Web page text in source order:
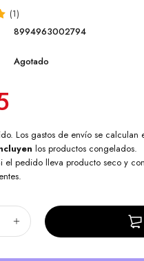
(1)
8994963002794
Agotado
Los gastos de envío se calculan
los productos congelados.
el pedido lleva producto seco y